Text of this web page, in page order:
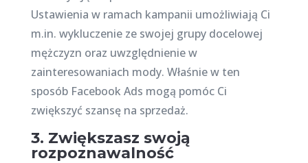
Ustawienia w ramach kampanii umożliwiają Ci
m.in. wykluczenie ze swojej grupy docelowej
mężczyzn oraz uwzględnienie w
zainteresowaniach mody. Właśnie w ten
sposób Facebook Ads mogą pomóc Ci
zwiększyć szansę na sprzedaż.
3. Zwiększasz swoją
rozpoznawalność